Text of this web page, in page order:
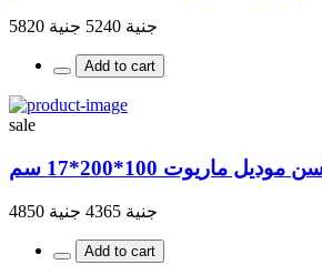
جنية 5240 جنية 5820
Add to cart
sale
ماريوت 100*200*17 سم
جنية 4365 جنية 4850
Add to cart